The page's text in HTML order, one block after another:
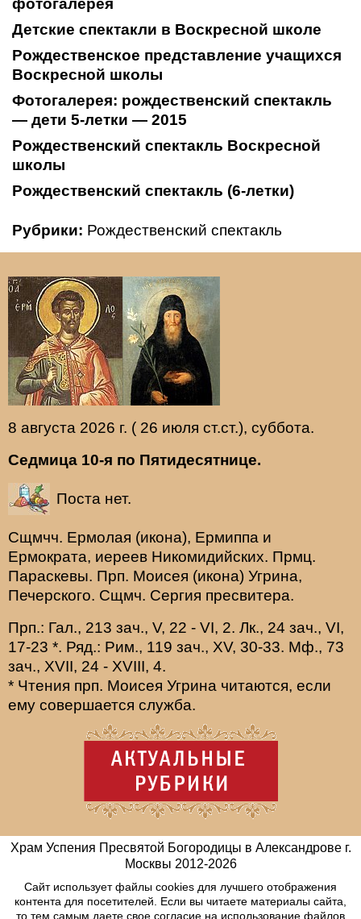
фотогалерея
Детские спектакли в Воскресной школе
Рождественское представление учащихся
Воскресной школы
Фотогалерея: рождественский спектакль
— дети 5-летки — 2015
Рождественский спектакль Воскресной
школы
Рождественский спектакль (6-летки)
Рубрики: Рождественский спектакль
8 августа 2026 г. ( 26 июля ст.ст.), суббота.
Седмица 10-я по Пятидесятнице.
Поста нет.
Сщмчч. Ермолая (икона), Ермиппа и
Ермократа, иереев Никомидийских. Прмц.
Параскевы. Прп. Моисея (икона) Угрина,
Печерского. Сщмч. Сергия пресвитера.
Прп.: Гал., 213 зач., V, 22 - VI, 2. Лк., 24 зач., VI,
17-23 *. Ряд.: Рим., 119 зач., XV, 30-33. Мф., 73
зач., XVII, 24 - XVIII, 4.
* Чтения прп. Моисея Угрина читаются, если
ему совершается служба.
Храм Успения Пресвятой Богородицы в Александрове г.
Москвы 2012-2026
Сайт использует файлы cookies для лучшего отображения
контента для посетителей. Если вы читаете материалы сайта,
то тем самым даете свое согласие на использование файлов